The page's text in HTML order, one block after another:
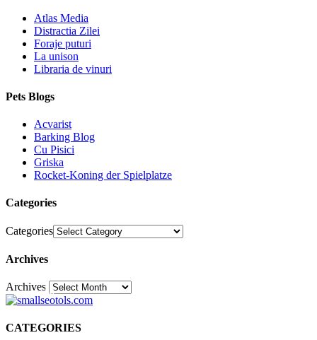
Atlas Media
Distractia Zilei
Foraje puturi
La unison
Libraria de vinuri
Pets Blogs
Acvarist
Barking Blog
Cu Pisici
Griska
Rocket-Koning der Spielplatze
Categories
Categories
Archives
Archives30
CATEGORIES